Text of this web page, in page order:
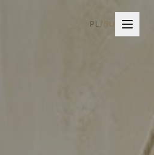
PL / RU